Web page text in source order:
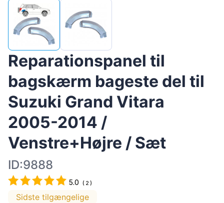
Reparationspanel til
bagskærm bageste del til
Suzuki Grand Vitara
2005-2014 /
Venstre+Højre / Sæt
ID:9888
5.0 ( 2 )
Sidste tilgængelige